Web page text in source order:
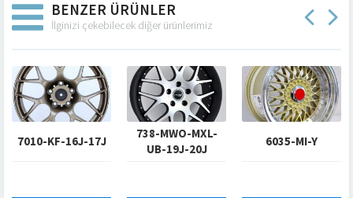
BENZER ÜRÜNLER
İlginizi çekebilecek diğer ürünlerimiz
7010-KF-16J-17J
738-MWO-MXL-
UB-19J-20J
6035-MI-Y